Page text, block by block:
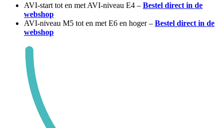
AVI-start tot en met AVI-niveau E4 – Bestel direct in de
webshop
AVI-niveau M5 tot en met E6 en hoger – Bestel direct in de
webshop